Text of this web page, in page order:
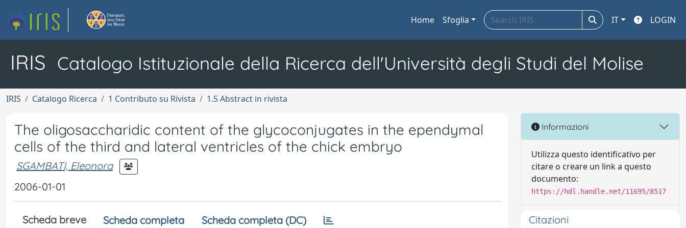
Home Sfoglia IT LOGIN
IRIS Catalogo Istituzionale della Ricerca dell'Università degli Studi del Molise
IRIS Catalogo Ricerca 1 Contributo su Rivista 1.5 Abstract in rivista
The oligosaccharidic content of the glycoconjugates in the ependymal
cells of the third and lateral ventricles of the chick embryo
SGAMBATI, Eleonora
2006-01-01
Scheda breve Scheda completa Scheda completa (DC)
Informazioni
Utilizza questo identificativo per
citare o creare un link a questo
documento:
https://hdl.handle.net/11695/8517
Citazioni